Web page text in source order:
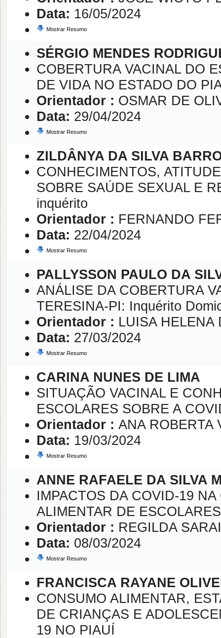
Data: 16/05/2024
Mostrar Resumo
SÉRGIO MENDES
COBERTURA VACINAL DO
DE VIDA NO ESTADO DO
Orientador : OSMAR DE
Data: 29/04/2024
Mostrar Resumo
ZILDÂNYA DA SILVA
CONHECIMENTOS,
SOBRE SAÚDE SEXUAL E
inquérito
Orientador : FERNANDO
Data: 22/04/2024
Mostrar Resumo
PALLYSSON PAULO DA
ANÁLISE DA COBERTURA
TERESINA-PI: Inquérito
Orientador : LUISA HELENA
Data: 27/03/2024
Mostrar Resumo
CARINA NUNES DE LIMA
SITUAÇÃO VACINAL E
ESCOLARES SOBRE A
Orientador : ANA ROBERTA
Data: 19/03/2024
Mostrar Resumo
ANNE RAFAELE DA SILVA
IMPACTOS DA COVID-19
ALIMENTAR DE ESCOLARES
Orientador : REGILDA
Data: 08/03/2024
Mostrar Resumo
FRANCISCA RAYANE
CONSUMO ALIMENTAR,
DE CRIANÇAS E
19 NO PIAUÍ